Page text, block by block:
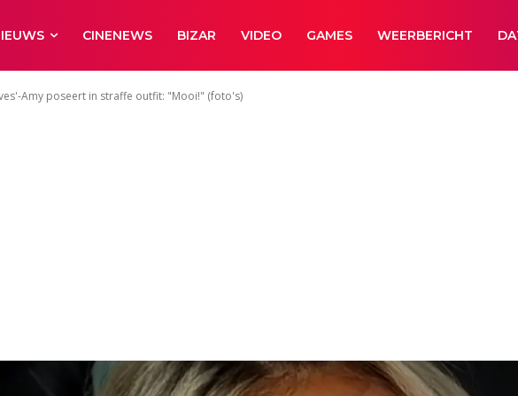
CINENEWS BIZAR VIDEO GAMES WEERBERICHT
Amy poseert in straffe outfit: "Mooi!" (foto's)